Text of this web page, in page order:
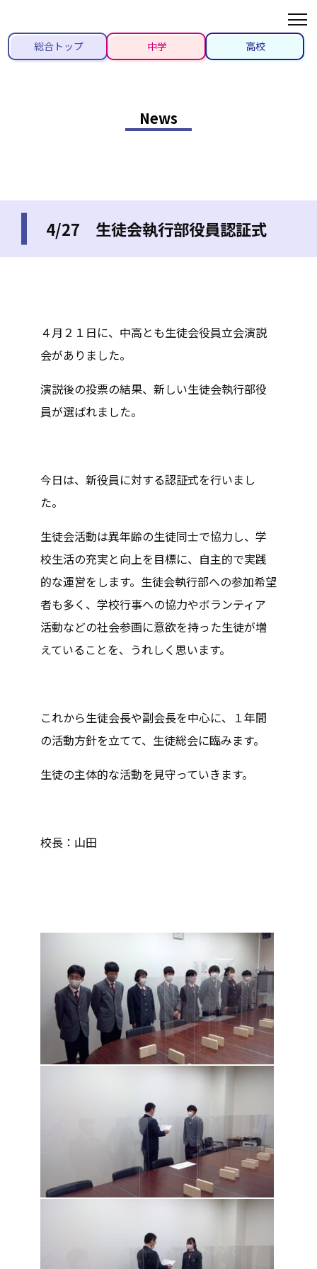
総合トップ 中学 高校
News
4/27 生徒会執行部役員認証式
４月２１日に、中高とも生徒会役員立会演説
会がありました。
演説後の投票の結果、新しい生徒会執行部役
員が選ばれました。
今日は、新役員に対する認証式を行いまし
た。
生徒会活動は異年齢の生徒同士で協力し、学
校生活の充実と向上を目標に、自主的で実践
的な運営をします。生徒会執行部への参加希望
者も多く、学校行事への協力やボランティア
活動などの社会参画に意欲を持った生徒が増
えていることを、うれしく思います。
これから生徒会長や副会長を中心に、１年間
の活動方針を立てて、生徒総会に臨みます。
生徒の主体的な活動を見守っていきます。
校長：山田